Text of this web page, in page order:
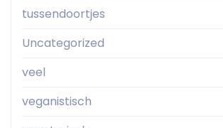
tussendoortjes
Uncategorized
veel
veganistisch